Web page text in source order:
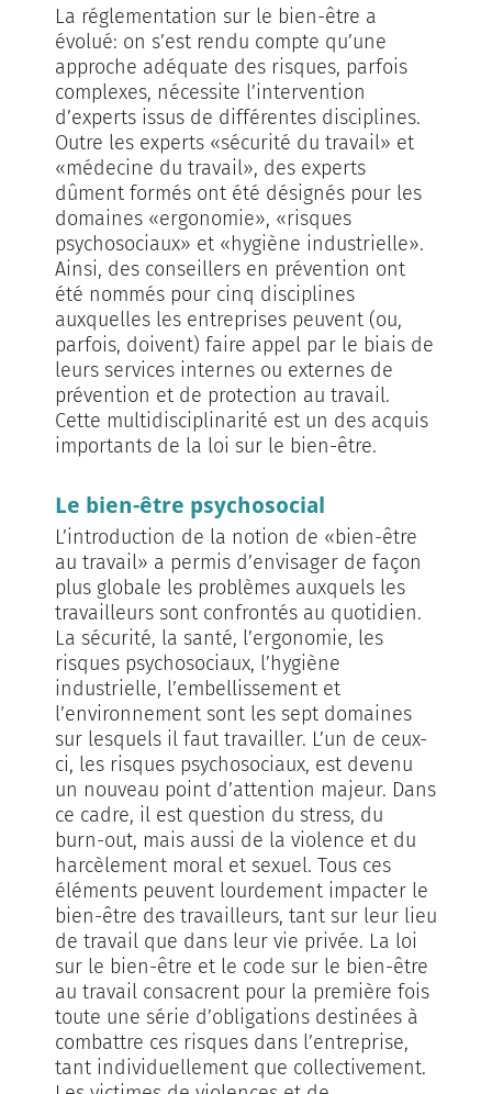
La réglementation sur le bien-être a
évolué: on s’est rendu compte qu’une
approche adéquate des risques, parfois
complexes, nécessite l’intervention
d’experts issus de différentes disciplines.
Outre les experts «sécurité du travail» et
«médecine du travail», des experts
dûment formés ont été désignés pour les
domaines «ergonomie», «risques
psychosociaux» et «hygiène industrielle».
Ainsi, des conseillers en prévention ont
été nommés pour cinq disciplines
auxquelles les entreprises peuvent (ou,
parfois, doivent) faire appel par le biais de
leurs services internes ou externes de
prévention et de protection au travail.
Cette multidisciplinarité est un des acquis
importants de la loi sur le bien-être.
Le bien-être psychosocial
L’introduction de la notion de «bien-être
au travail» a permis d’envisager de façon
plus globale les problèmes auxquels les
travailleurs sont confrontés au quotidien.
La sécurité, la santé, l’ergonomie, les
risques psychosociaux, l’hygiène
industrielle, l’embellissement et
l’environnement sont les sept domaines
sur lesquels il faut travailler. L’un de ceux-
ci, les risques psychosociaux, est devenu
un nouveau point d’attention majeur. Dans
ce cadre, il est question du stress, du
burn-out, mais aussi de la violence et du
harcèlement moral et sexuel. Tous ces
éléments peuvent lourdement impacter le
bien-être des travailleurs, tant sur leur lieu
de travail que dans leur vie privée. La loi
sur le bien-être et le code sur le bien-être
au travail consacrent pour la première fois
toute une série d’obligations destinées à
combattre ces risques dans l’entreprise,
tant individuellement que collectivement.